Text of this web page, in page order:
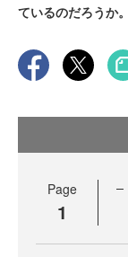
ているのだろうか。
Page
1